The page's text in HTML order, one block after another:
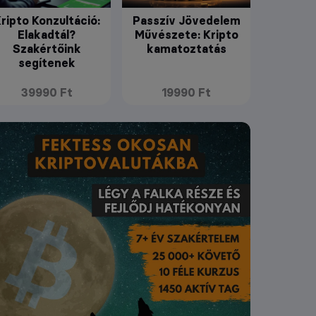
Konzultáció:
Elakadtál?
Szakértőink
segítenek
39990 Ft
Passzív Jövedelem
Művészete: Kripto
kamatoztatás
19990 Ft